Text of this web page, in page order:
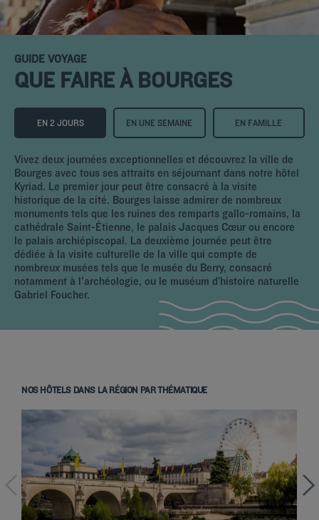
GUIDE VOYAGE
QUE FAIRE À BOURGES
EN 2 JOURS EN UNE SEMAINE EN FAMILLE
Vivez deux journées exceptionnelles et découvrez la ville de
Bourges avec tous ses attraits en séjournant dans notre hôtel
Kyriad. Le premier jour peut être consacré à la visite
historique de la cité. Bourges laisse admirer de nombreux
monuments tels que les ruines des remparts gallo-romains, la
cathédrale Saint-Étienne, le palais Jacques Cœur ou encore
le palais archiépiscopal. La deuxième journée peut être
dédiée à la visite culturelle de la ville qui compte de
nombreux musées tels que le musée du Berry, consacré
notamment à l'archéologie, ou le muséum d’histoire naturelle
Gabriel Foucher.
NOS HÔTELS DANS LA RÉGION PAR THÉMATIQUE